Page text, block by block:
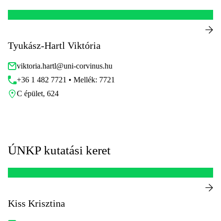
Tyukász-Hartl Viktória
viktoria.hartl@uni-corvinus.hu
+36 1 482 7721 • Mellék: 7721
C épület, 624
ÚNKP kutatási keret
Kiss Krisztina